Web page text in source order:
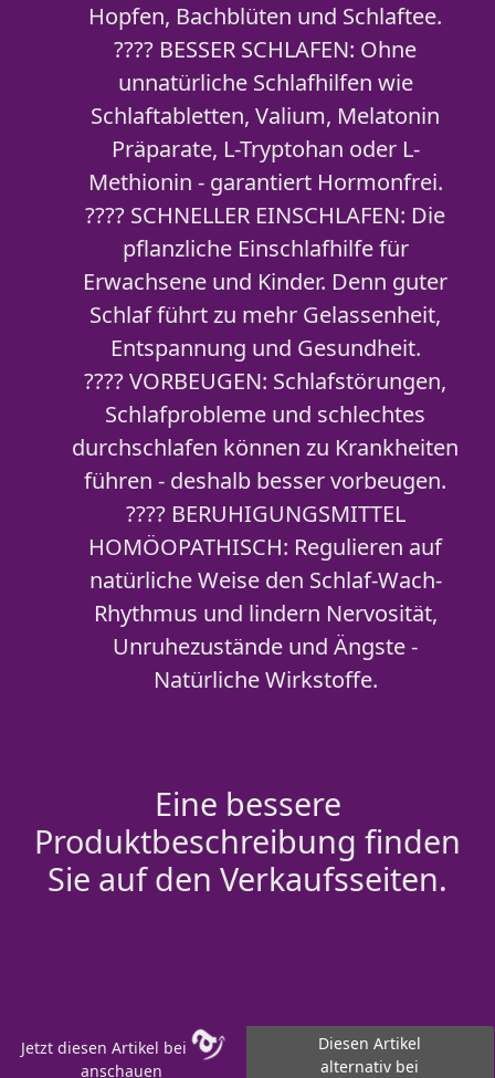
Hopfen, Bachblüten und Schlaftee.
???? BESSER SCHLAFEN: Ohne
unnatürliche Schlafhilfen wie
Schlaftabletten, Valium, Melatonin
Präparate, L-Tryptohan oder L-
Methionin - garantiert Hormonfrei.
???? SCHNELLER EINSCHLAFEN: Die
pflanzliche Einschlafhilfe für
Erwachsene und Kinder. Denn guter
Schlaf führt zu mehr Gelassenheit,
Entspannung und Gesundheit.
???? VORBEUGEN: Schlafstörungen,
Schlafprobleme und schlechtes
durchschlafen können zu Krankheiten
führen - deshalb besser vorbeugen.
???? BERUHIGUNGSMITTEL
HOMÖOPATHISCH: Regulieren auf
natürliche Weise den Schlaf-Wach-
Rhythmus und lindern Nervosität,
Unruhezustände und Ängste -
Natürliche Wirkstoffe.
Eine bessere
Produktbeschreibung finden
Sie auf den Verkaufsseiten.
Jetzt diesen Artikel bei
anschauen
Diesen Artikel
alternativ bei